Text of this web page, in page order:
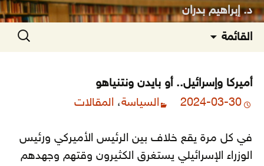
د. إبراهيم بدران
القائمة
إلى
البحث
عن:
أميركا وإسرائيل.. أو بايدن ونتنياهو
2024-03-30
السياسة، المقالات
في كل مرة يقع خلاف بين الرئيس الأميركي ورئيس
الوزراء الإسرائيلي يستغرق الكثيرون وقتهم وجهدهم